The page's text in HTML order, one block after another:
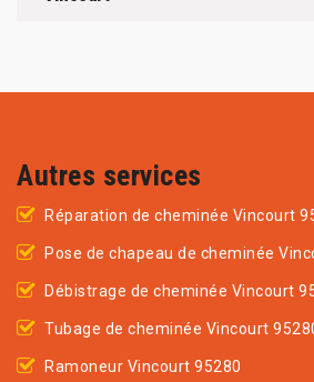
Autres services
Réparation de cheminée Vincourt
Pose de chapeau de cheminée
Débistrage de cheminée Vincourt
Tubage de cheminée Vincourt
Ramoneur Vincourt 95280